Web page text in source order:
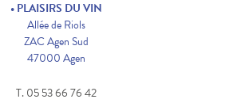
• PLAISIRS DU VIN
Allée de Riols
ZAC Agen Sud
47000 Agen
T. 05 53 66 76 42